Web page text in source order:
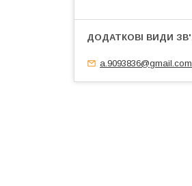
a.9093836@gmail.com